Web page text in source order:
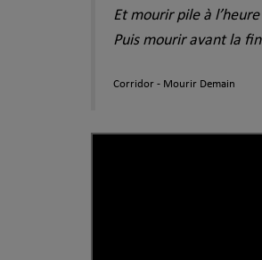
Et mourir pile à l’heure
Puis mourir avant la fin
Corridor - Mourir Demain